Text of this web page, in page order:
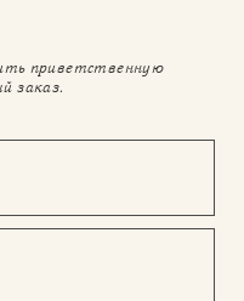
приветственную
заказ.